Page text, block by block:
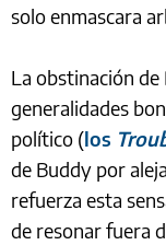
solo enmascara
La obstinación
generalidades
político (los
de Buddy por
refuerza esta
de resonar fuera